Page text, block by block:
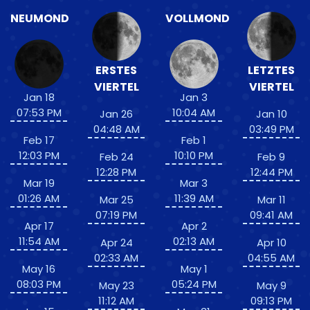
NEUMOND
Jan 18
07:53 PM
Feb 17
12:03 PM
Mar 19
01:26 AM
Apr 17
11:54 AM
May 16
08:03 PM
ERSTES
VIERTEL
Jan 26
04:48 AM
Feb 24
12:28 PM
Mar 25
07:19 PM
Apr 24
02:33 AM
May 23
11:12 AM
VOLLMOND
Jan 3
10:04 AM
Feb 1
10:10 PM
Mar 3
11:39 AM
Apr 2
02:13 AM
May 1
05:24 PM
LETZTES
VIERTEL
Jan 10
03:49 PM
Feb 9
12:44 PM
Mar 11
09:41 AM
Apr 10
04:55 AM
May 9
09:13 PM